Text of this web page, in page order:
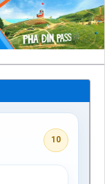
10